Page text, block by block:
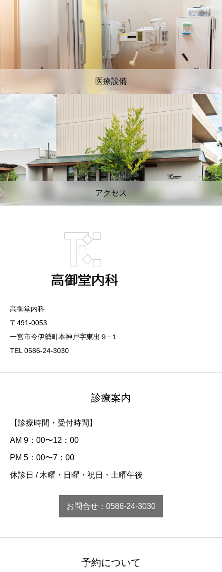
医療設備
アクセス
高御堂内科
〒491-0053
一宮市今伊勢町本神戸字東出９−１
TEL 0586-24-3030
診療案内
【診療時間・受付時間】
AM 9：00〜12：00
PM 5：00〜7：00
休診日 / 木曜・日曜・祝日・土曜午後
お問合せ：0586-24-3030
予約について